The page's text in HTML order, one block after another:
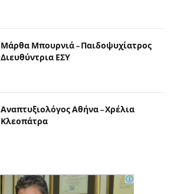
Μάρθα Μπουρνιά – Παιδοψυχίατρος
Διευθύντρια ΕΣΥ
Αναπτυξιολόγος Αθήνα – Χρέλια
Κλεοπάτρα